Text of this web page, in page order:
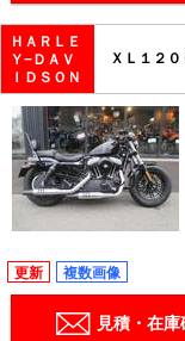
ＨＡＲＬＥ
Ｙ−ＤＡＶ
ＩＤＳＯＮ
ＸＬ１２
更新 複数画像
見積・在庫